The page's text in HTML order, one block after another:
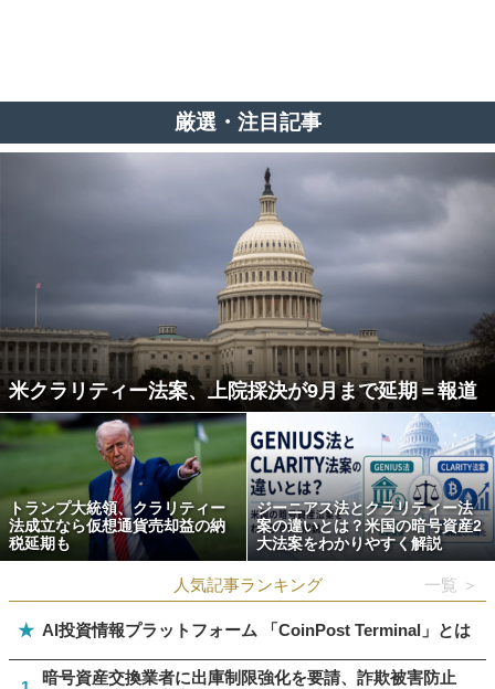
厳選・注目記事
米クラリティー法案、上院採決が9月まで延期＝報道
トランプ大統領、クラリティー
法成立なら仮想通貨売却益の納
税延期も
ジーニアス法とクラリティー法
案の違いとは？米国の暗号資産2
大法案をわかりやすく解説
人気記事ランキング 一覧 ＞
★ AI投資情報プラットフォーム 「CoinPost Terminal」とは
暗号資産交換業者に出庫制限強化を要請、詐欺被害防止